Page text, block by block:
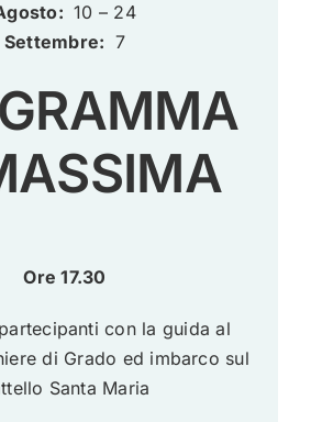
10 – 24
Settembre: 7
Ore 17.30
con la guida al
di Grado ed imbarco sul
Santa Maria